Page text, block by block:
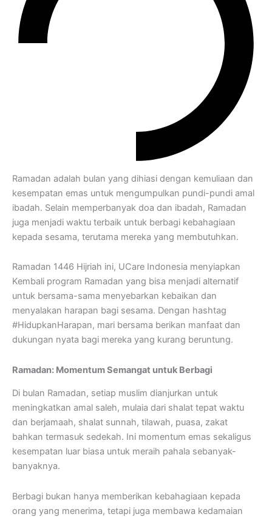
Ramadan adalah bulan yang dihiasi dengan kemuliaan dan
kesempatan emas untuk mengumpulkan pundi-pundi amal
ibadah. Selain memperbanyak doa dan ibadah, Ramadan
juga menjadi waktu terbaik untuk berbagi kebahagiaan
kepada sesama, terutama mereka yang membutuhkan.
Ramadan 1446 Hijriah ini, UCare Indonesia menyiapkan
Kembali program Ramadan yang bisa menjadi alternatif
untuk bersama-sama menyebarkan kebaikan dan
menyalakan harapan bagi sesama. Dengan hashtag
#HidupkanHarapan, mari bersama berikan manfaat dan
dukungan nyata bagi mereka yang kurang beruntung.
Ramadan: Momentum Semangat untuk Berbagi
Di bulan Ramadan, setiap muslim dianjurkan untuk
meningkatkan amal saleh, mulaia dari shalat tepat waktu
dan berjamaah, shalat sunnah, tilawah, puasa, zakat
bahkan termasuk sedekah. Ini momentum emas sekaligus
kesempatan luar biasa untuk meraih pahala sebanyak-
banyaknya.
Berbagi bukan hanya memberikan kebahagiaan kepada
orang yang menerima, tetapi juga membawa kedamaian